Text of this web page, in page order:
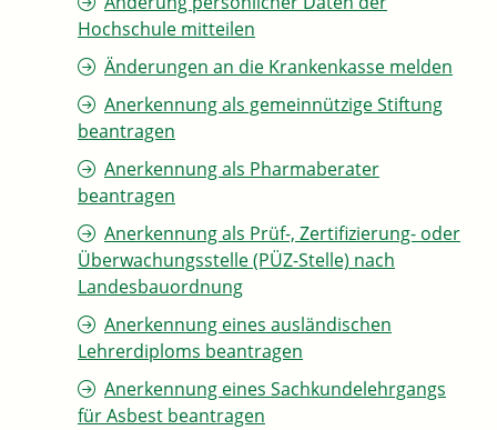
Hochschule mitteilen
Änderungen an die Krankenkasse melden
Anerkennung als gemeinnützige Stiftung
beantragen
Anerkennung als Pharmaberater
beantragen
Anerkennung als Prüf-, Zertifizierung- oder
Überwachungsstelle (PÜZ-Stelle) nach
Landesbauordnung
Anerkennung eines ausländischen
Lehrerdiploms beantragen
Anerkennung eines Sachkundelehrgangs
für Asbest beantragen